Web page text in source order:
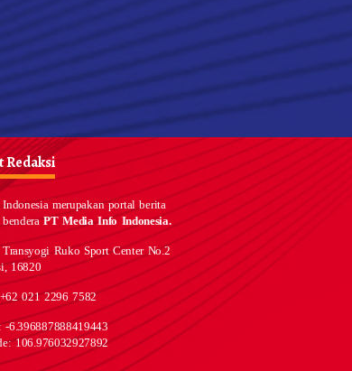
Redaksi
Indonesia merupakan portal berita
benderaPT Media Info Indonesia.
Ruko Sport Center No.2
16820
021 2296 7582
-6.396887888419443
106.976032927892